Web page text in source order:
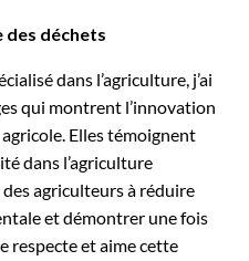
des déchets
dans l’agriculture, j’ai
qui montrent l’innovation
Elles témoignent
dans l’agriculture
des agriculteurs à réduire
et démontrer une fois
respecte et aime cette